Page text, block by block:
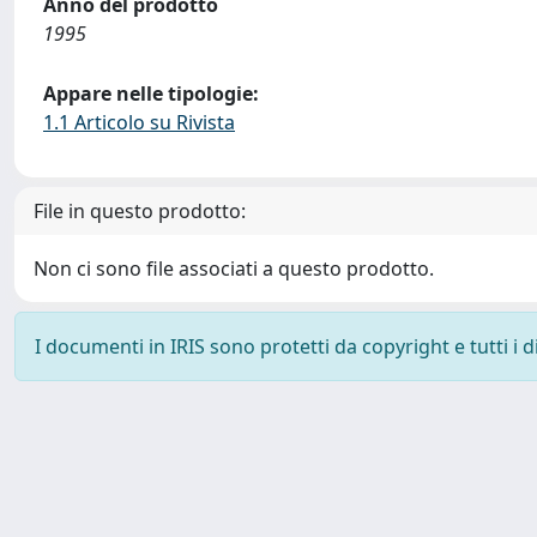
1995
Appare nelle tipologie:
1.1 Articolo su Rivista
File in questo prodotto:
Non ci sono file associati a questo prodotto.
I documenti in IRIS sono protetti da copyright e tutti i